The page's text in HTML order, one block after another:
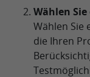
Wählen
Wählen Sie
die Ihren